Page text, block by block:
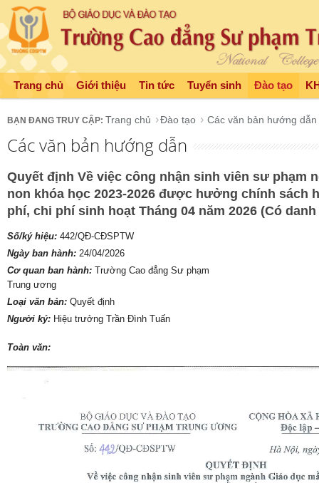
Trang chủ Giới thiệu Tin tức Tuyển sinh Đào tạo
Trang chủ Đào tạo Các văn bản hướng dẫn
Các văn bản hướng dẫn
Quyết định Về việc công nhận sinh viên sư phạm
non khóa học 2023-2026 được hưởng chính sách
phí, chi phí sinh hoạt Tháng 04 năm 2026 (Có
Số/ký hiệu: 442/QĐ-CĐSPTW
Ngày ban hành: 24/04/2026
Cơ quan ban hành: Trường Cao đẳng Sư phạm
Trung ương
Loại văn bản: Quyết định
Người ký: Hiệu trưởng Trần Đình Tuấn